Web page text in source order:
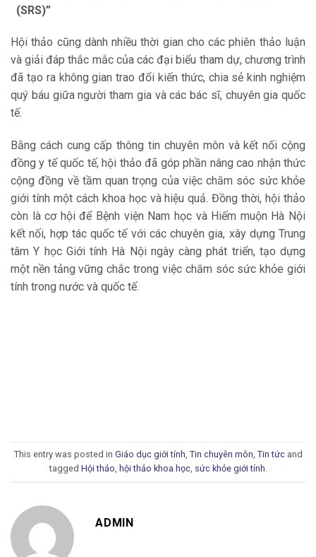
(SRS)”
Hội thảo cũng dành nhiều thời gian cho các phiên thảo luận
và giải đáp thắc mắc của các đại biểu tham dự, chương trình
đã tạo ra không gian trao đổi kiến thức, chia sẻ kinh nghiệm
quý báu giữa người tham gia và các bác sĩ, chuyên gia quốc
tế.
Bằng cách cung cấp thông tin chuyên môn và kết nối cộng
đồng y tế quốc tế, hội thảo đã góp phần nâng cao nhận thức
cộng đồng về tầm quan trọng của việc chăm sóc sức khỏe
giới tính một cách khoa học và hiệu quả. Đồng thời, hội thảo
còn là cơ hội để Bệnh viện Nam học và Hiếm muộn Hà Nội
kết nối, hợp tác quốc tế với các chuyên gia, xây dựng Trung
tâm Y học Giới tính Hà Nội ngày càng phát triển, tạo dựng
một nền tảng vững chắc trong việc chăm sóc sức khỏe giới
tính trong nước và quốc tế.
This entry was posted in Giáo dục giới tính Tin chuyên môn Tin tứcand
tagged Hội thảo hội thảo khoa học, sức khỏe giới tính
ADMIN